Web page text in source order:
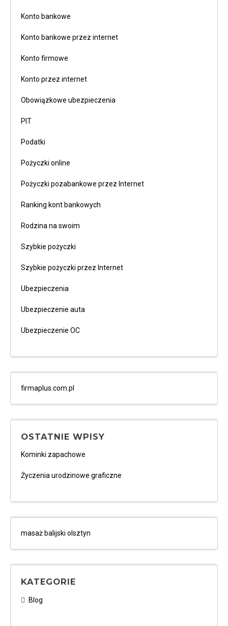
Konto bankowe
Konto bankowe przez internet
Konto firmowe
Konto przez internet
Obowiązkowe ubezpieczenia
PIT
Podatki
Pożyczki online
Pożyczki pozabankowe przez Internet
Ranking kont bankowych
Rodzina na swoim
Szybkie pożyczki
Szybkie pożyczki przez Internet
Ubezpieczenia
Ubezpieczenie auta
Ubezpieczenie OC
firmaplus.com.pl
OSTATNIE WPISY
Kominki zapachowe
Życzenia urodzinowe graficzne
masaż balijski olsztyn
KATEGORIE
Blog